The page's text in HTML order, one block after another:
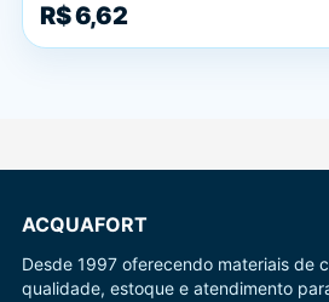
R$ 6,62
ACQUAFORT
Desde 1997 oferecendo materiais de
qualidade, estoque e atendimento